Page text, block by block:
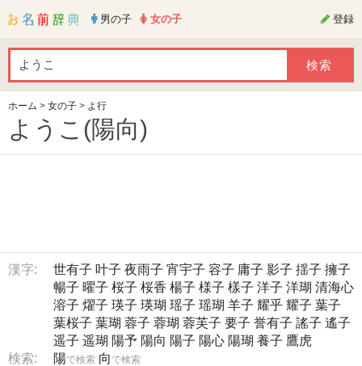
男の子 女の子 登録
ホーム > 女の子 > よ行
ようこ(陽向)
漢字: 世有子 叶子 夜雨子 宵宇子 容子 庸子 影子 揺子 擁子
暢子 曜子 桜子 桜香 楊子 様子 樣子 洋子 洋瑚 清海心
溶子 燿子 瑛子 瑛瑚 瑶子 瑶瑚 羊子 耀乎 耀子 葉子
葉桜子 葉瑚 蓉子 蓉瑚 蓉芙子 要子 誉有子 謠子 遙子
遥子 遥瑚 陽予 陽向 陽子 陽心 陽瑚 養子 鷹虎
検索:
陽で検索 向 で検索